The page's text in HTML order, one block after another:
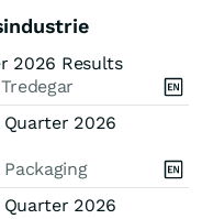
2026 Results
Tredegar
Quarter 2026
Quarter 2026